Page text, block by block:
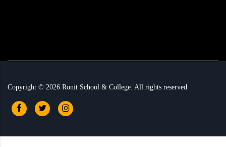
Copyright © 2026 Ronit School & College. All rights reserved